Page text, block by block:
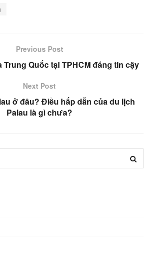
Previous Post
Trung Quốc tại TPHCM đáng tin cậy
Next Post
ở đâu? Điều hấp dẫn của du lịch
Palau là gì chưa?